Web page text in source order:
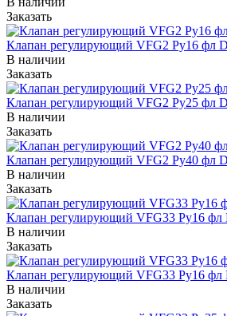
Заказать
Клапан регулирующий VFG2 Ру16 фл
В наличии
Заказать
Клапан регулирующий VFG2 Ру25 фл
В наличии
Заказать
Клапан регулирующий VFG2 Ру40 фл
В наличии
Заказать
Клапан регулирующий VFG33 Ру16 фл
В наличии
Заказать
Клапан регулирующий VFG33 Ру16 фл
В наличии
Заказать